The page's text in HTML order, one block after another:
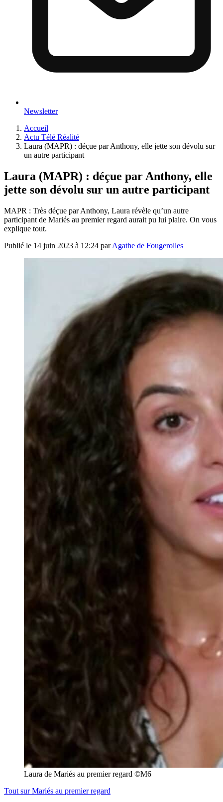
Newsletter
Accueil
Actu Télé Réalité
Laura (MAPR) : déçue par Anthony, elle jette son dévolu sur
un autre participant
Laura (MAPR) : déçue par Anthony, elle
jette son dévolu sur un autre participant
MAPR : Très déçue par Anthony, Laura révèle qu’un autre
participant de Mariés au premier regard aurait pu lui plaire. On vous
explique tout.
Publié le 14 juin 2023 à 12:24 parAgathe de Fougerolles
Laura de Mariés au premier regard ©M6
Tout surMariés au premier regard